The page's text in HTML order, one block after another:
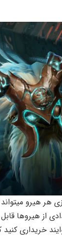
از هیروها
خریداری کنید